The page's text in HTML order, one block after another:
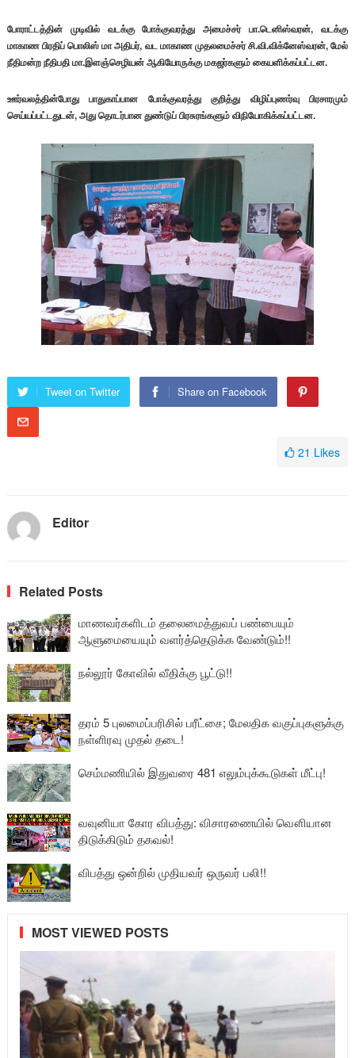
போராட்டத்தின் முடிவில் வடக்கு போக்குவரத்து அமைச்சர் பா.டெனிஸ்வரன், வடக்கு
மாகாண பிரதிப் பொலிஸ் மா அதிபர், வட மாகாண முதலமைச்சர் சி.வி.விக்னேஸ்வரன், மேல்
நீதிமன்ற நீதிபதி மா.இளஞ்செழியன் ஆகியோருக்கு மகஜர்களும் கையளிக்கப்பட்டன.
ஊர்வலத்தின்போது பாதுகாப்பான போக்குவரத்து குறித்து விழிப்புணர்வு பிரசாரமும்
செய்யப்பட்டதுடன், அது தொடர்பான துண்டுப் பிரசுரங்களும் விநியோகிக்கப்பட்டன.
Tweet on Twitter Share on Facebook
21 Likes
Editor
Related Posts
மாணவர்களிடம் தலைமைத்துவப் பண்பையும்
ஆளுமையையும் வளர்த்தெடுக்க வேண்டும்!!
நல்லூர் கோவில் வீதிக்கு பூட்டு!!
தரம் 5 புலமைப்பரிசில் பரீட்சை; மேலதிக வகுப்புகளுக்கு
நள்ளிரவு முதல் தடை!
செம்மணியில் இதுவரை 481 எலும்புக்கூடுகள் மீட்பு!
வவுனியா கோர விபத்து: விசாரணையில் வௌியான
திடுக்கிடும் தகவல்!
விபத்து ஒன்றில் முதியவர் ஒருவர் பலி!!
MOST VIEWED POSTS